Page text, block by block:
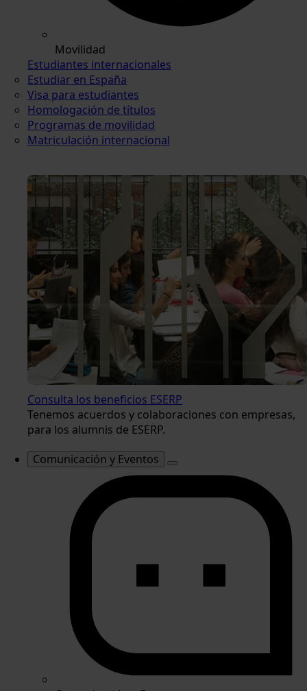
Movilidad
Estudiantes internacionales
Estudiar en España
Visa para estudiantes
Homologación de títulos
Programas de movilidad
Matriculación internacional
Consulta los beneficios ESERP
Tenemos acuerdos y colaboraciones con empresas,
para los alumnis de ESERP.
Comunicación y Eventos